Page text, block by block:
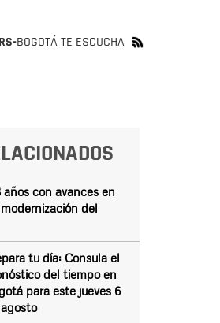
BOGOTÁ TE ESCUCHA
con avances en
del
tu día: Consula el
del tiempo en
para este jueves 6